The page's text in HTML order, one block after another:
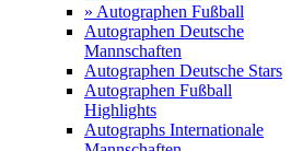
» Autographen Fußball
Autographen Deutsche
Mannschaften
Autographen Deutsche Stars
Autographen Fußball
Highlights
Autographs Internationale